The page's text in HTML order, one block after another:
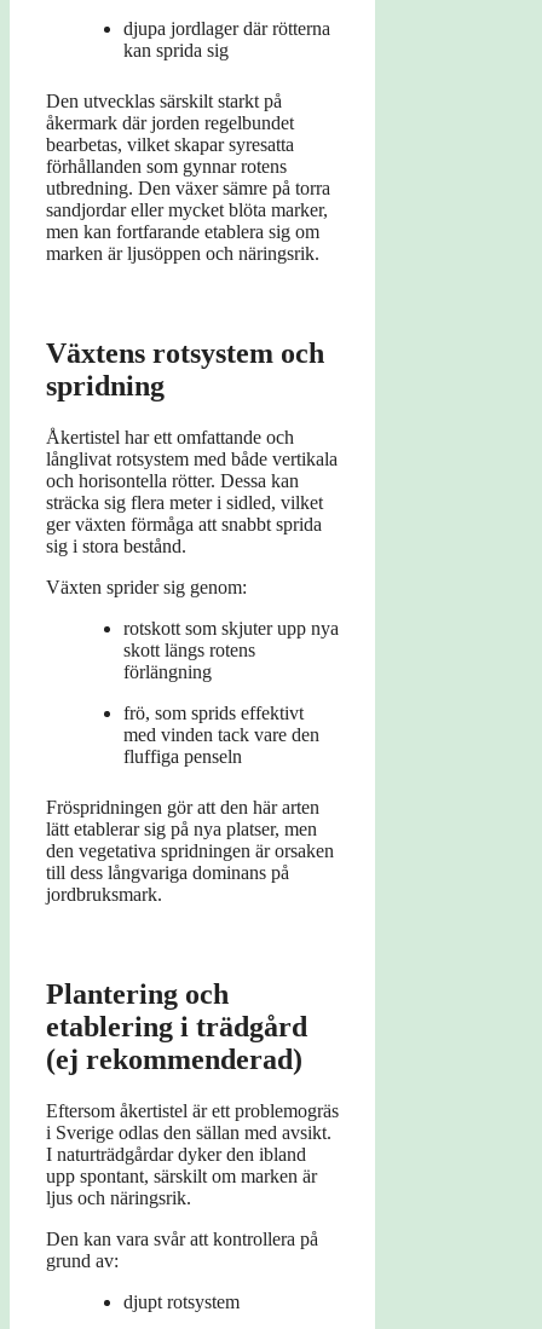
djupa jordlager där rötterna
kan sprida sig
Den utvecklas särskilt starkt på
åkermark där jorden regelbundet
bearbetas, vilket skapar syresatta
förhållanden som gynnar rotens
utbredning. Den växer sämre på torra
sandjordar eller mycket blöta marker,
men kan fortfarande etablera sig om
marken är ljusöppen och näringsrik.
Växtens rotsystem och
spridning
Åkertistel har ett omfattande och
långlivat rotsystem med både vertikala
och horisontella rötter. Dessa kan
sträcka sig flera meter i sidled, vilket
ger växten förmåga att snabbt sprida
sig i stora bestånd.
Växten sprider sig genom:
rotskott som skjuter upp nya
skott längs rotens
förlängning
frö, som sprids effektivt
med vinden tack vare den
fluffiga penseln
Fröspridningen gör att den här arten
lätt etablerar sig på nya platser, men
den vegetativa spridningen är orsaken
till dess långvariga dominans på
jordbruksmark.
Plantering och
etablering i trädgård
(ej rekommenderad)
Eftersom åkertistel är ett problemogräs
i Sverige odlas den sällan med avsikt.
I naturträdgårdar dyker den ibland
upp spontant, särskilt om marken är
ljus och näringsrik.
Den kan vara svår att kontrollera på
grund av:
djupt rotsystem